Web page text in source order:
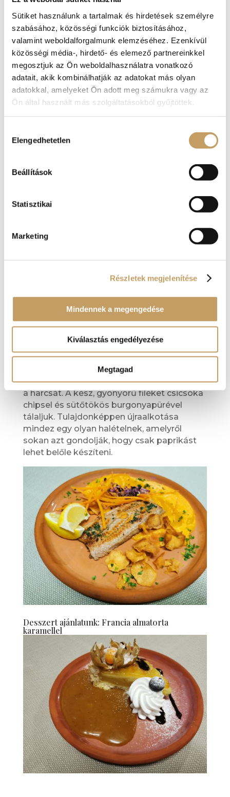
Sütiket használunk a tartalmak és hirdetések személyre
szabásához, közösségi funkciók biztosításához,
valamint weboldalforgalmunk elemzéséhez. Ezenkívül
közösségi média-, hirdető- és elemező partnereinkkel
megosztjuk az Ön weboldalhasználatra vonatkozó
adatait, akik kombinálhatják az adatokat más olyan
adatokkal, amelyeket Ön adott meg számukra vagy az
Ön által használt más szolgáltatásokból gyűjtöttek.
kiválasztása
Elengedhetetlen
Beállítások
Statisztikai
Marketing
Részletek megjelenítése
Mindennek a megengedése
Kiválasztás engedélyezése
Megtagad
Szűzérmék kakukkfüves nudlival
kísértésnek, s vezetnek vissza bennünket a
óvatosságot követően a húsok világába.
Egy igazán különleges harcsafilé
Fokhagymával és bazsalikommal pácoljuk
a harcsát. A kész, gyönyörű filéket csicsóka
chipsel és sütőtökös burgonyapürével
tálaljuk. Tulajdonképpen újraalkotása
mindez egy olyan halételnek, amelyről
sokan azt gondolják, hogy csak paprikást
lehet belőle készíteni.
Desszert ajánlatunk: Francia almatorta
karamellel